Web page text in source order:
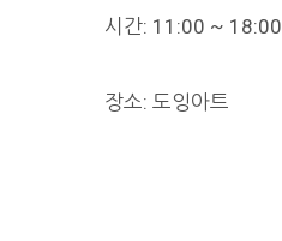
시간: 11:00 ~ 18:00
장소: 도잉아트